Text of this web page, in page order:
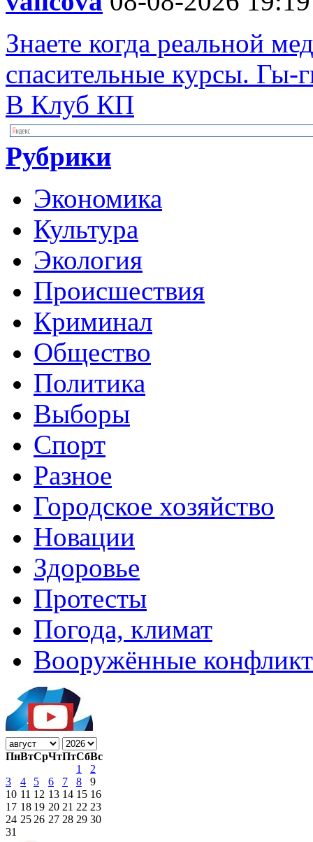
Знаете когда реальной
спасительные курсы. Гы-
В Клуб КП
Рубрики
Экономика
Культура
Экология
Происшествия
Криминал
Общество
Политика
Выборы
Спорт
Разное
Городское хозяйство
Новации
Здоровье
Протесты
Погода, климат
Вооружённые
ПнВтСрЧтПтСбВс
1
2
3
4 5 6 7 8
9
10 11 12 13 14 15 16
17 18 19 20 21 22 23
24 25 26 27 28 29 30
31